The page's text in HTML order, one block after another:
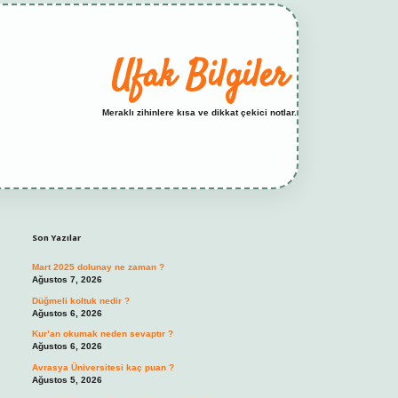
Ufak Bilgiler
Meraklı zihinlere kısa ve dikkat çekici notlar.
Son Yazılar
Mart 2025 dolunay ne zaman ?
Ağustos 7, 2026
Düğmeli koltuk nedir ?
Ağustos 6, 2026
Kur’an okumak neden sevaptır ?
Ağustos 6, 2026
Avrasya Üniversitesi kaç puan ?
Ağustos 5, 2026